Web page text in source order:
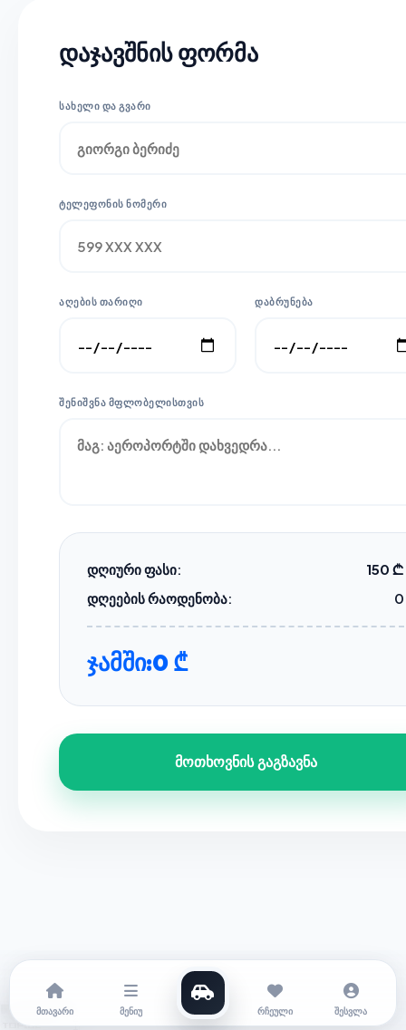
დაჯავშნის ფორმა
ᲡᲐᲮᲔᲚᲘ ᲓᲐ ᲒᲕᲐᲠᲘ
ᲢᲔᲚᲔᲤᲝᲜᲘᲡ ᲜᲝᲛᲔᲠᲘ
ᲐᲦᲔᲑᲘᲡ ᲗᲐᲠᲘᲦᲘ ᲓᲐᲑᲠᲣᲜᲔᲑᲐ
ᲨᲔᲜᲘᲨᲕᲜᲐ ᲛᲤᲚᲝᲑᲔᲚᲘᲡᲗᲕᲘᲡ
დღიური ფასი:
150 ₾
დღეების რაოდენობა:
0
ჯამში:0 ₾
მოთხოვნის გაგზავნა
მთავარი მენიუ რჩეული შესვლა